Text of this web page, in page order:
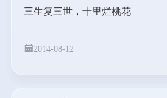
三生复三世，十里烂桃花
2014-08-12